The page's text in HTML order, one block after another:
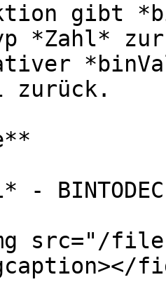
gibt
*Zahl*
zurück.
-
src="/files/